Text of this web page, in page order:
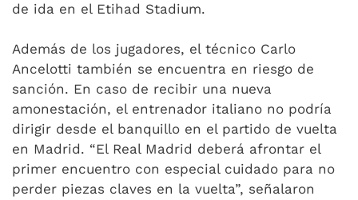
de ida en el Etihad Stadium.
Además de los jugadores, el técnico Carlo
Ancelotti también se encuentra en riesgo de
sanción. En caso de recibir una nueva
amonestación, el entrenador italiano no podría
dirigir desde el banquillo en el partido de vuelta
en Madrid. “El Real Madrid deberá afrontar el
primer encuentro con especial cuidado para no
perder piezas claves en la vuelta”, señalaron